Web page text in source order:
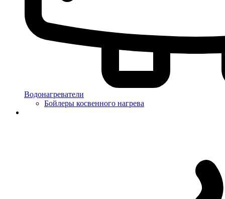
Водонагреватели
Бойлеры косвенного нагрева